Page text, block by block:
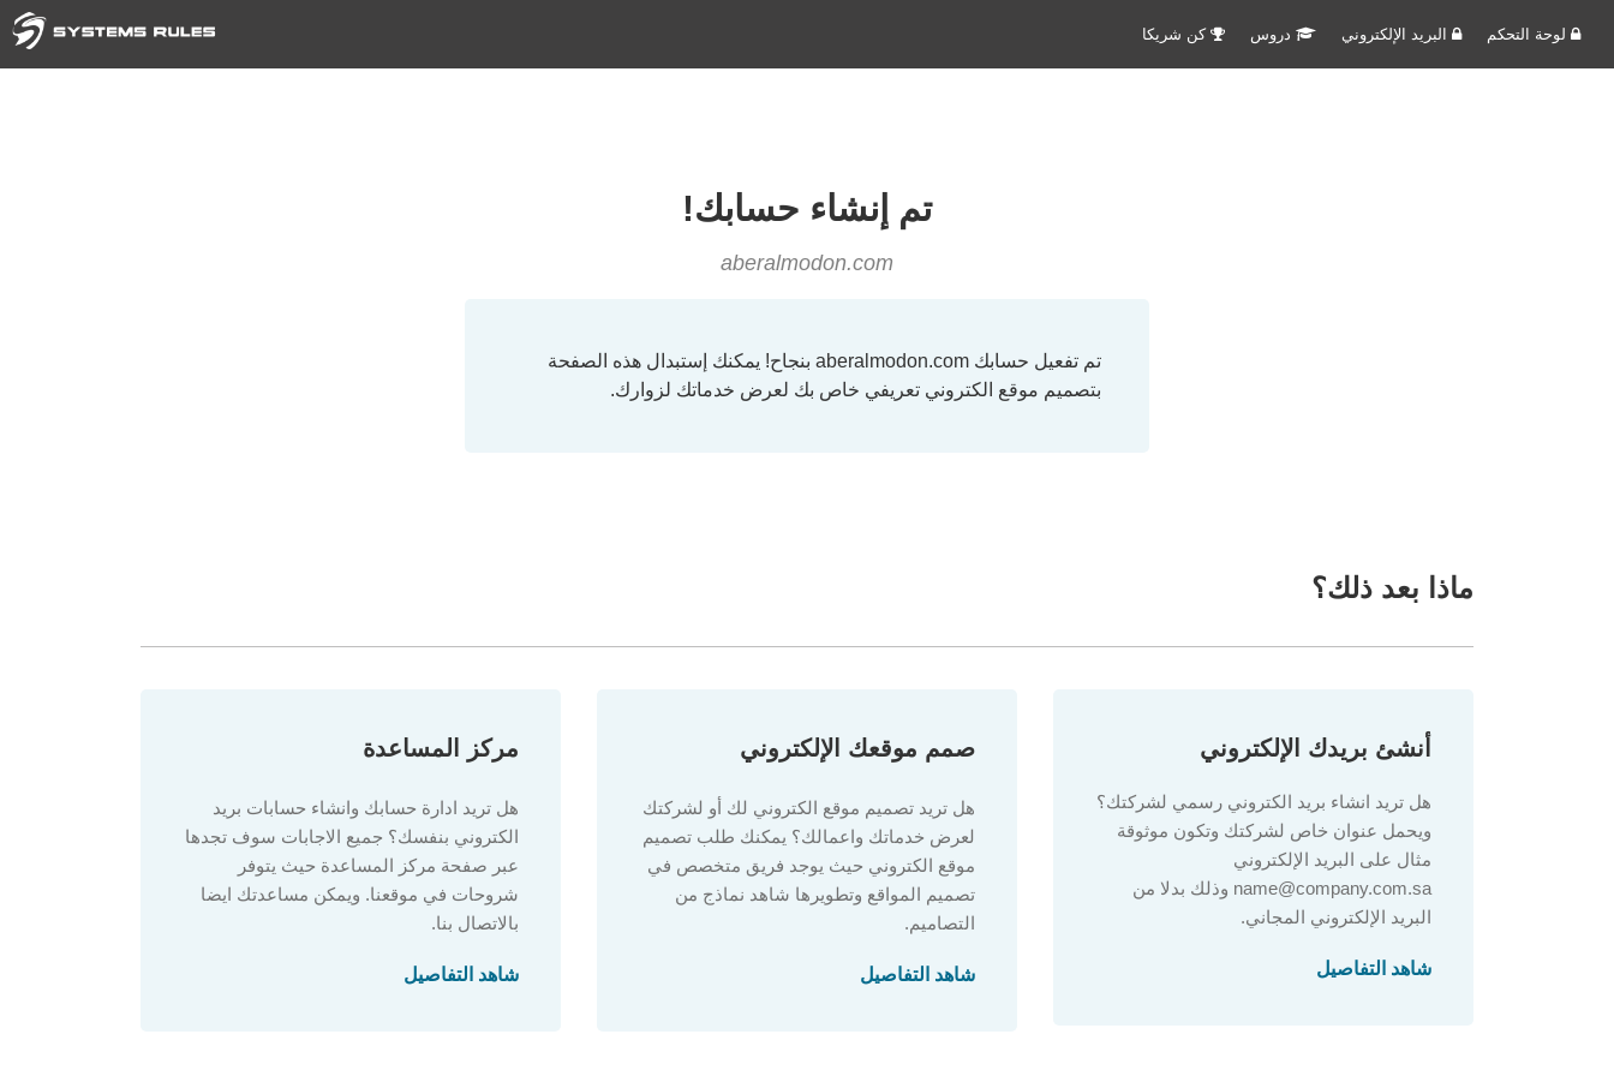
كن شريكا دروس البريد الإلكتروني لوحة التحكم
تم إنشاء حسابك!
aberalmodon.com
تم تفعيل حسابك aberalmodon.com بنجاح! يمكنك إستبدال هذه الصفحة
بتصميم موقع الكتروني تعريفي خاص بك لعرض خدماتك لزوارك.
ماذا بعد ذلك؟
مركز المساعدة
هل تريد ادارة حسابك وانشاء حسابات بريد
الكتروني بنفسك؟ جميع الاجابات سوف تجدها
عبر صفحة مركز المساعدة حيث يتوفر
شروحات في موقعنا. ويمكن مساعدتك ايضا
بالاتصال بنا.
شاهد التفاصيل
صمم موقعك الإلكتروني
هل تريد تصميم موقع الكتروني لك أو لشركتك
لعرض خدماتك واعمالك؟ يمكنك طلب تصميم
موقع الكتروني حيث يوجد فريق متخصص في
تصميم المواقع وتطويرها شاهد نماذج من
التصاميم.
شاهد التفاصيل
أنشئ بريدك الإلكتروني
هل تريد انشاء بريد الكتروني رسمي لشركتك؟
ويحمل عنوان خاص لشركتك وتكون موثوقة
مثال على البريد الإلكتروني
name@company.com.sa وذلك بدلا من
البريد الإلكتروني المجاني.
شاهد التفاصيل